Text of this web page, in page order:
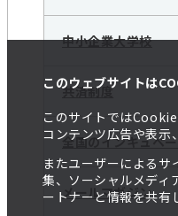
このウェブサイトは
このサイトでは
コンテンツ広告や表示
またユーザーによるサ
集、ソーシャルメディ
ートナーと情報を共有
中小企業大学校
共済制度
全国のインキュベ
メールマガジン